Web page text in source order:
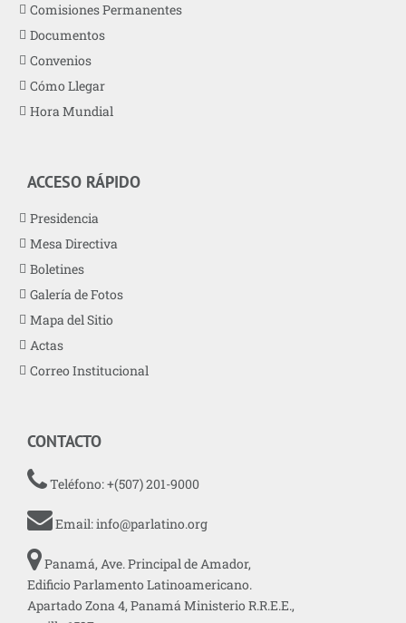
Comisiones Permanentes
Documentos
Convenios
Cómo Llegar
Hora Mundial
ACCESO RÁPIDO
Presidencia
Mesa Directiva
Boletines
Galería de Fotos
Mapa del Sitio
Actas
Correo Institucional
CONTACTO
Teléfono: +(507) 201-9000
Email:info@parlatino.org
Panamá, Ave. Principal de Amador,
Edificio Parlamento Latinoamericano.
Apartado Zona 4, Panamá Ministerio R.R.E.E.,